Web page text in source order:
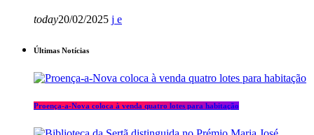
today20/02/2025
Últimas Notícias
Proença-a-Nova coloca à venda quatro lotes para habitação